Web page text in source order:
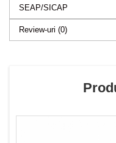
SEAP/SICAP
Review-uri (0)